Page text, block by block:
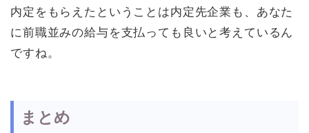
内定をもらえたということは内定先企業も、あなた
に前職並みの給与を支払っても良いと考えているん
ですね。
まとめ